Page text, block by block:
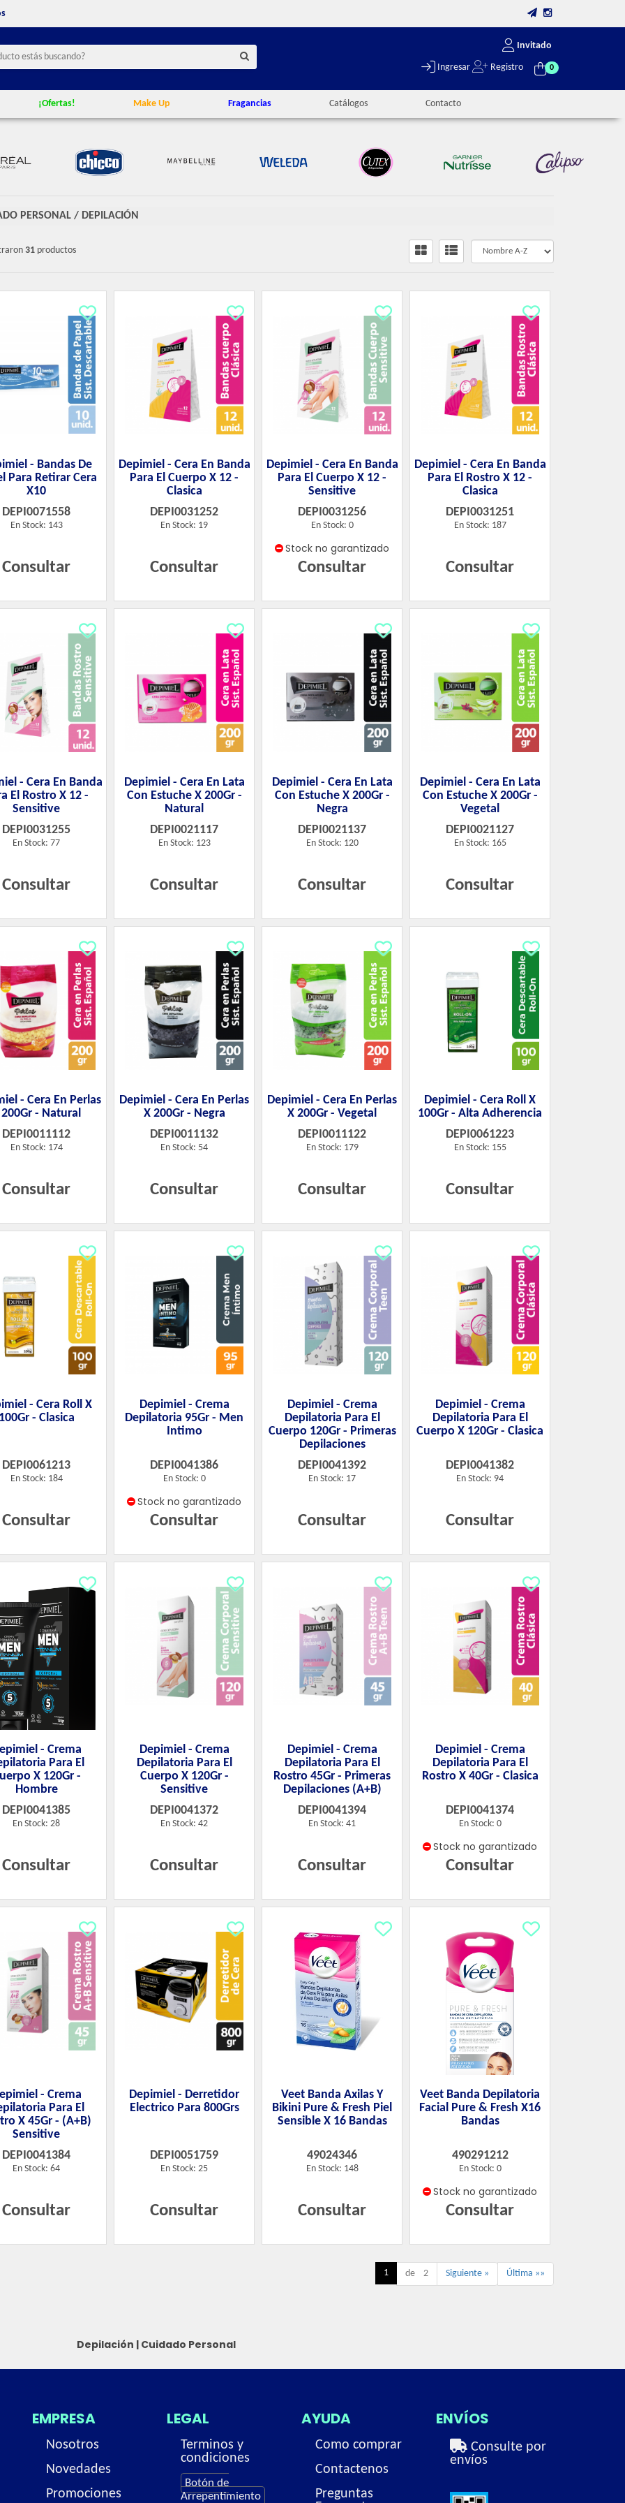
Invitado
Ingresar Registro 0
¡Ofertas! Make Up Fragancias Catálogos Contacto
PERSONAL/ DEPILACIÓN
31 productos
- Bandas De
Para Retirar Cera
X10
DEPI0071558
En Stock: 143
Consultar
Depimiel - Cera En Banda
Para El Cuerpo X 12 -
Clasica
DEPI0031252
En Stock: 19
Consultar
Depimiel - Cera En Banda
Para El Cuerpo X 12 -
Sensitive
DEPI0031256
En Stock: 0
Stock no garantizado
Consultar
Depimiel - Cera En Banda
Para El Rostro X 12 -
Clasica
DEPI0031251
En Stock: 187
Consultar
- Cera En Banda
El Rostro X 12 -
Sensitive
DEPI0031255
En Stock: 77
Consultar
Depimiel - Cera En Lata
Con Estuche X 200Gr -
Natural
DEPI0021117
En Stock: 123
Consultar
Depimiel - Cera En Lata
Con Estuche X 200Gr -
Negra
DEPI0021137
En Stock: 120
Consultar
Depimiel - Cera En Lata
Con Estuche X 200Gr -
Vegetal
DEPI0021127
En Stock: 165
Consultar
- Cera En Perlas
200Gr - Natural
DEPI0011112
En Stock: 174
Consultar
Depimiel - Cera En Perlas
X 200Gr - Negra
DEPI0011132
En Stock: 54
Consultar
Depimiel - Cera En Perlas
X 200Gr - Vegetal
DEPI0011122
En Stock: 179
Consultar
Depimiel - Cera Roll X
100Gr - Alta Adherencia
DEPI0061223
En Stock: 155
Consultar
- Cera Roll X
- Clasica
DEPI0061213
En Stock: 184
Consultar
Depimiel - Crema
Depilatoria 95Gr - Men
Intimo
DEPI0041386
En Stock: 0
Stock no garantizado
Consultar
Depimiel - Crema
Depilatoria Para El
Cuerpo 120Gr - Primeras
Depilaciones
DEPI0041392
En Stock: 17
Consultar
Depimiel - Crema
Depilatoria Para El
Cuerpo X 120Gr - Clasica
DEPI0041382
En Stock: 94
Consultar
- Crema
Para El
X 120Gr -
Hombre
DEPI0041385
En Stock: 28
Consultar
Depimiel - Crema
Depilatoria Para El
Cuerpo X 120Gr -
Sensitive
DEPI0041372
En Stock: 42
Consultar
Depimiel - Crema
Depilatoria Para El
Rostro 45Gr - Primeras
Depilaciones (A+B)
DEPI0041394
En Stock: 41
Consultar
Depimiel - Crema
Depilatoria Para El
Rostro X 40Gr - Clasica
DEPI0041374
En Stock: 0
Stock no garantizado
Consultar
- Crema
Para El
X 45Gr - (A+B)
Sensitive
DEPI0041384
En Stock: 64
Consultar
Depimiel - Derretidor
Electrico Para 800Grs
DEPI0051759
En Stock: 25
Consultar
Veet Banda Axilas Y
Bikini Pure & Fresh Piel
Sensible X 16 Bandas
49024346
En Stock: 148
Consultar
Veet Banda Depilatoria
Facial Pure & Fresh X16
Bandas
490291212
En Stock: 0
Stock no garantizado
Consultar
1 de 2 Siguiente » Última »»
Depilación | Cuidado Personal
EMPRESA
Nosotros
Novedades
Promociones
LEGAL
Terminos y
condiciones
Botón de
Arrepentimiento
AYUDA
Como comprar
Contactenos
Preguntas
ENVÍOS
Consulte por
envíos